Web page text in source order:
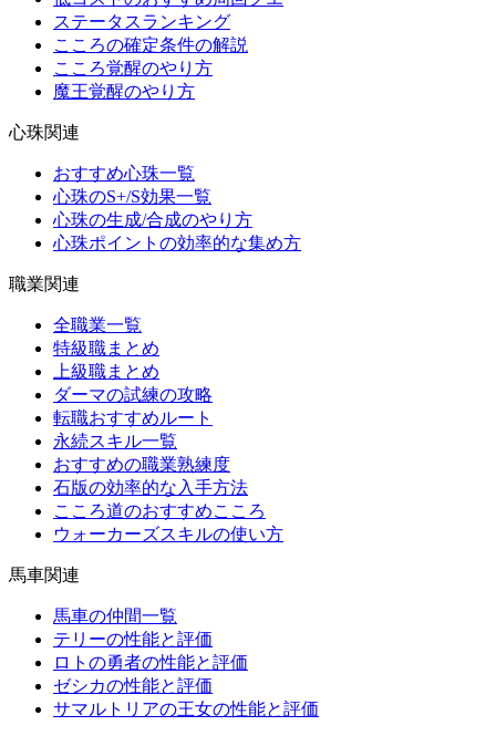
ステータスランキング
こころの確定条件の解説
こころ覚醒のやり方
魔王覚醒のやり方
心珠関連
おすすめ心珠一覧
心珠のS+/S効果一覧
心珠の生成/合成のやり方
心珠ポイントの効率的な集め方
職業関連
全職業一覧
特級職まとめ
上級職まとめ
ダーマの試練の攻略
転職おすすめルート
永続スキル一覧
おすすめの職業熟練度
石版の効率的な入手方法
こころ道のおすすめこころ
ウォーカーズスキルの使い方
馬車関連
馬車の仲間一覧
テリーの性能と評価
ロトの勇者の性能と評価
ゼシカの性能と評価
サマルトリアの王女の性能と評価